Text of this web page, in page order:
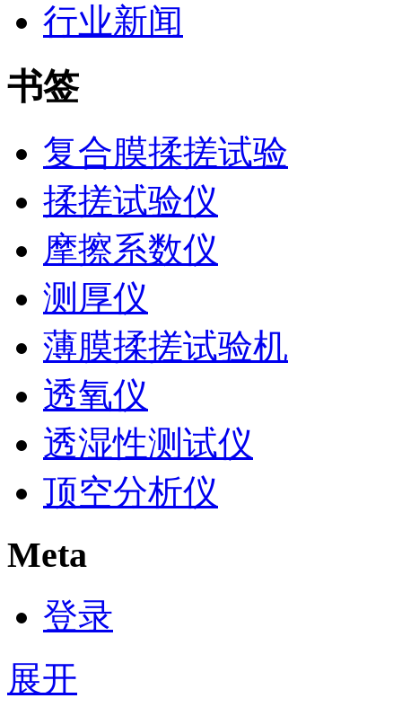
行业新闻
书签
复合膜揉搓试验
揉搓试验仪
摩擦系数仪
测厚仪
薄膜揉搓试验机
透氧仪
透湿性测试仪
顶空分析仪
Meta
登录
展开